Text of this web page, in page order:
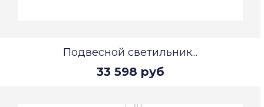
Подвесной светильник...
33 598 руб